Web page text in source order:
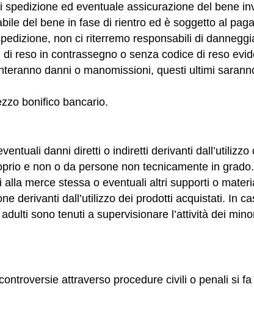
spedizione ed eventuale assicurazione del bene
del bene in fase di rientro ed è soggetto al
non ci riterremo responsabili di
reso in contrassegno o senza codice di reso
danni o manomissioni, questi ultimi
bonifico bancario.
danni diretti o indiretti derivanti
e non o da persone non tecnicamente in
merce stessa o eventuali altri supporti o
derivanti dall’utilizzo dei prodotti acquistati. In
sono tenuti a supervisionare l’attività dei
attraverso procedure civili o penali si